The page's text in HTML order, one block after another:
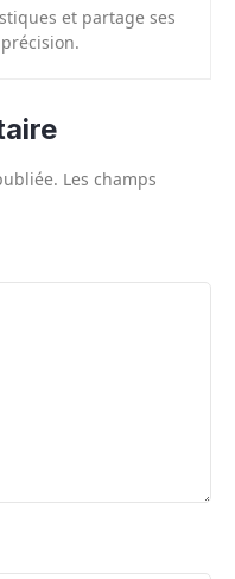
et partage ses
Les champs